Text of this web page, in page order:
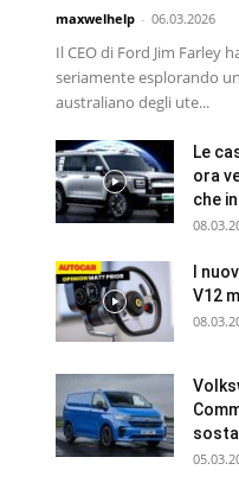
maxwelhelp - 06.03.2026
Il CEO di Ford Jim Farley
seriamente esplorando
australiano degli ute...
Le
ora
che
I
V12